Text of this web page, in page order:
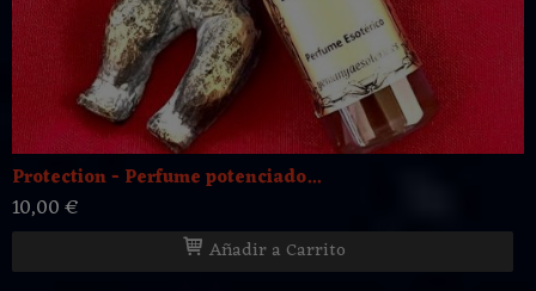
Protection - Perfume potenciado...
10,00 €
Añadir a Carrito